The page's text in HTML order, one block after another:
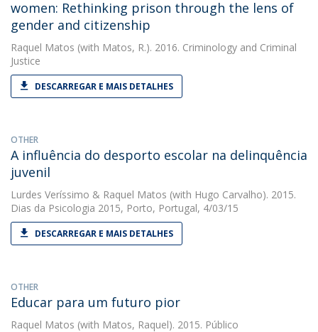
women: Rethinking prison through the lens of
gender and citizenship
Raquel Matos (with Matos, R.). 2016. Criminology and Criminal
Justice
DESCARREGAR E MAIS DETALHES
OTHER
A influência do desporto escolar na delinquência
juvenil
Lurdes Veríssimo & Raquel Matos (with Hugo Carvalho). 2015.
Dias da Psicologia 2015, Porto, Portugal, 4/03/15
DESCARREGAR E MAIS DETALHES
OTHER
Educar para um futuro pior
Raquel Matos (with Matos, Raquel). 2015. Público